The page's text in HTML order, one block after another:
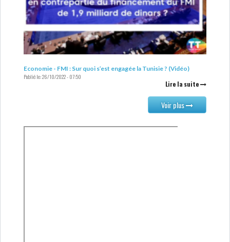
Economie - FMI : Sur quoi s’est engagée la Tunisie ? (Vidéo)
Publié le:26/10/2022 - 07:50
Lire la suite
Voir plus